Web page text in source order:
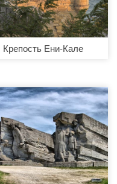
Крепость Ени-Кале